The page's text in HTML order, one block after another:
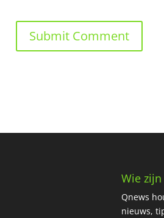
Wie
Qnews
nieuws,